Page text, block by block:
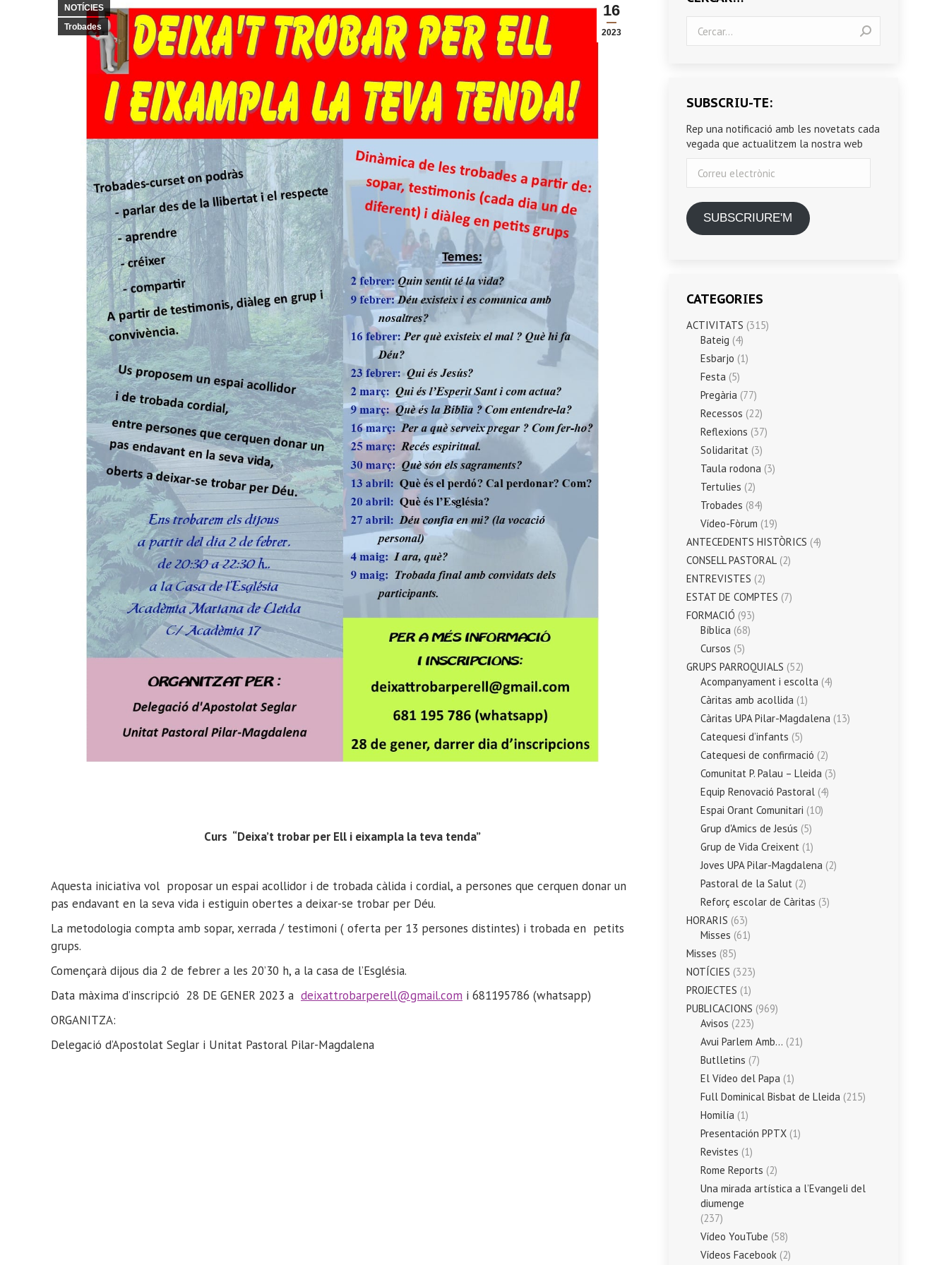
16
2023
NOTÍCIES
Trobades
Curs “Deixa’t trobar per Ell i eixampla la teva tenda”
Aquesta iniciativa vol proposar un espai acollidor i de trobada càlida i cordial, a persones que cerquen donar un
pas endavant en la seva vida i estiguin obertes a deixar-se trobar per Déu.
La metodologia compta amb sopar, xerrada / testimoni ( oferta per 13 persones distintes) i trobada en petits
grups.
Començarà dijous dia 2 de febrer a les 20’30 h, a la casa de l’Església.
Data màxima d’inscripció 28 DE GENER 2023 a deixattrobarperell@gmail.com i 681195786 (whatsapp)
ORGANITZA:
Delegació d’Apostolat Seglar i Unitat Pastoral Pilar-Magdalena
SUBSCRIU-TE:
Rep una notificació amb les novetats cada
vegada que actualitzem la nostra web
electrònic
SUBSCRIURE'M
CATEGORIES
ACTIVITATS (315)
Bateig (4)
Esbarjo (1)
Festa (5)
Pregària (77)
Recessos (22)
Reflexions (37)
Solidaritat (3)
Taula rodona (3)
Tertulies (2)
Trobades (84)
Vídeo-Fòrum (19)
ANTECEDENTS HISTÒRICS (4)
CONSELL PASTORAL (2)
ENTREVISTES (2)
ESTAT DE COMPTES (7)
FORMACIÓ (93)
Bíblica (68)
Cursos (5)
GRUPS PARROQUIALS (52)
Acompanyament i escolta (4)
Càritas amb acollida (1)
Càritas UPA Pilar-Magdalena (13)
Catequesi d’infants (5)
Catequesi de confirmació (2)
Comunitat P. Palau – Lleida (3)
Equip Renovació Pastoral (4)
Espai Orant Comunitari (10)
Grup d'Amics de Jesús (5)
Grup de Vida Creixent (1)
Joves UPA Pilar-Magdalena (2)
Pastoral de la Salut (2)
Reforç escolar de Càritas (3)
HORARIS (63)
Misses (61)
Misses (85)
NOTÍCIES (323)
PROJECTES (1)
PUBLICACIONS (969)
Avisos (223)
Avui Parlem Amb… (21)
Butlletins (7)
El Vídeo del Papa (1)
Full Dominical Bisbat de Lleida (215)
Homilía (1)
Presentación PPTX (1)
Revistes (1)
Rome Reports (2)
Una mirada artística a l’Evangeli del
diumenge
(237)
Vídeo YouTube (58)
Vídeos Facebook (2)